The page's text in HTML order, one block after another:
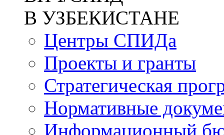
В УЗБЕКИСТАНЕ
Центры СПИДа
Проекты и гранты
Стратегическая
Нормативные
Информационный